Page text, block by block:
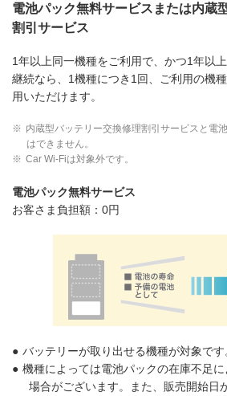
電池パック無料サービスまたは内蔵
割引サービス
1年以上同一機種をご利用で、かつ1年以
継続なら、1機種につき1回、ご利用の機
用いただけます。
※ 内蔵型バッテリー交換修理割引サービスと電
はできません。
※ Car Wi-Fiは対象外です。
電池パック無料サービス
お客さま負担額：0円
● バッテリーが取り出せる機種が対象です
● 機種によっては電池パックの在庫不足
場合がございます。また、販売開始日